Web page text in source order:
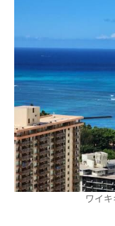
ワイ